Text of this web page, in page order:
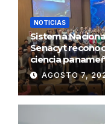
NOTICIAS
Sistema
Senacyt
ciencia
AGOSTO 7,